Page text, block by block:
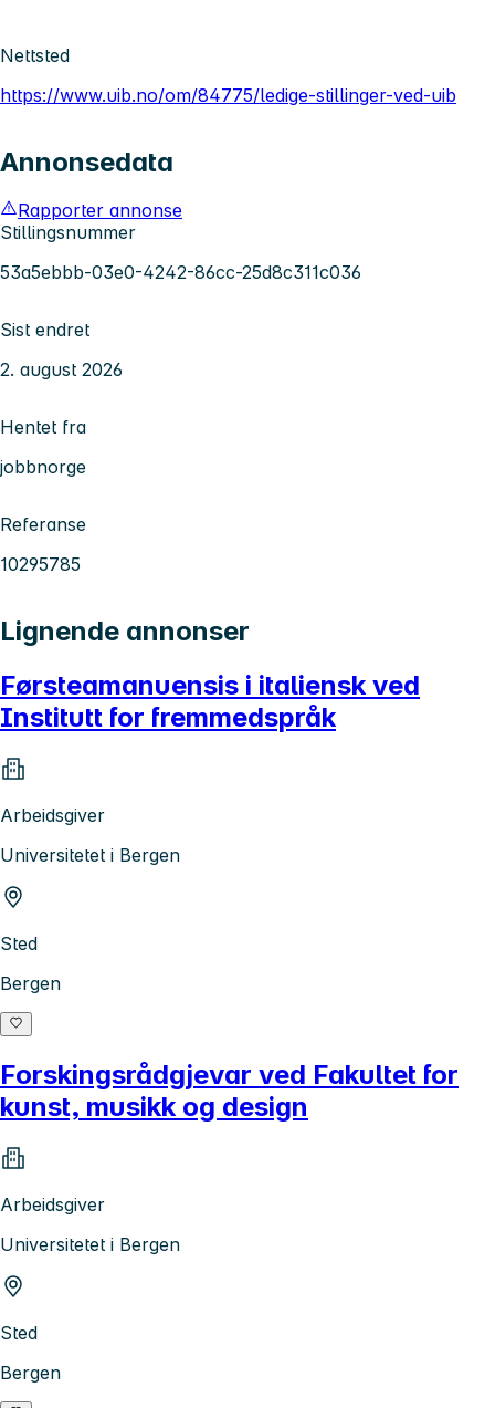
Nettsted
https://www.uib.no/om/84775/ledige-stillinger-ved-uib
Annonsedata
Rapporter annonse
Stillingsnummer
53a5ebbb-03e0-4242-86cc-25d8c311c036
Sist endret
2. august 2026
Hentet fra
jobbnorge
Referanse
10295785
Lignende annonser
Førsteamanuensis i italiensk ved
Institutt for fremmedspråk
Arbeidsgiver
Universitetet i Bergen
Sted
Bergen
Forskingsrådgjevar ved Fakultet for
kunst, musikk og design
Arbeidsgiver
Universitetet i Bergen
Sted
Bergen